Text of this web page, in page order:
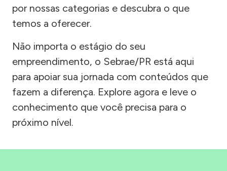
por nossas categorias e descubra o que
temos a oferecer.
Não importa o estágio do seu
empreendimento, o Sebrae/PR está aqui
para apoiar sua jornada com conteúdos que
fazem a diferença. Explore agora e leve o
conhecimento que você precisa para o
próximo nível.